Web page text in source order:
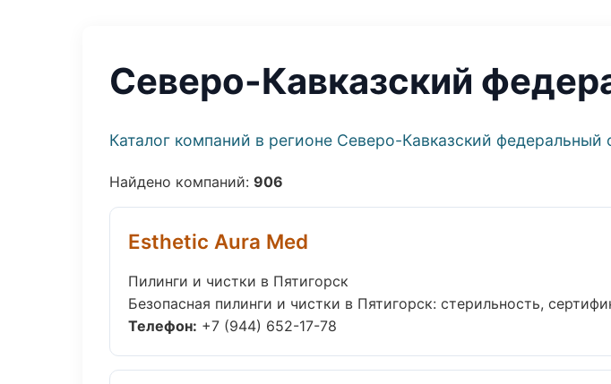
Северо-Кавказский
Каталог компаний в регионе Северо-Кавказский
Найдено компаний: 906
Esthetic Aura Med
Пилинги и чистки в Пятигорск
Безопасная пилинги и чистки в Пятигорск: стерильность,
Телефон: +7 (944) 652-17-78